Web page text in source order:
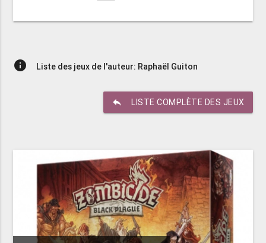
info Liste des jeux de l'auteur: Raphaël Guiton
reply LISTE COMPLÈTE DES JEUX